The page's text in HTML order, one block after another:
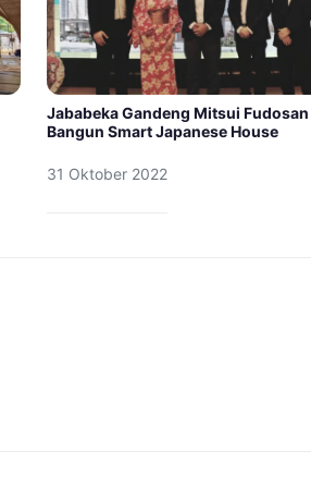
Jababeka Gandeng Mitsui
Bangun Smart Japanese House
31 Oktober 2022